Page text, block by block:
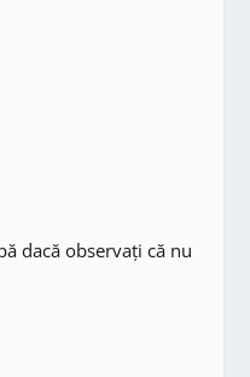
dacă observați că nu